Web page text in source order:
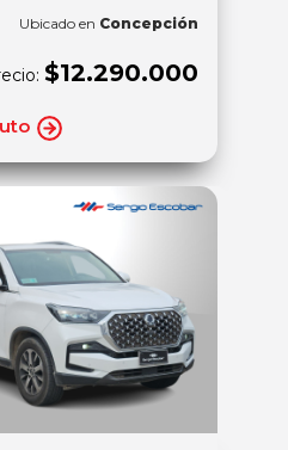
Ubicado en Concepción
$12.290.000